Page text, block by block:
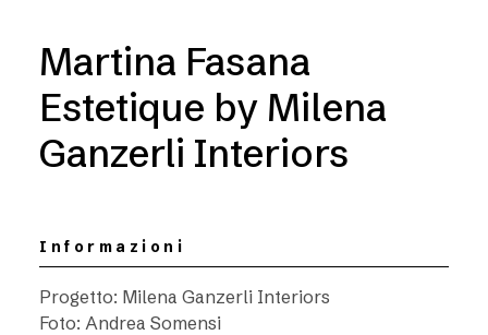
Martina Fasana
Estetique by Milena
Ganzerli Interiors
Informazioni
Progetto: Milena Ganzerli Interiors
Foto: Andrea Somensi